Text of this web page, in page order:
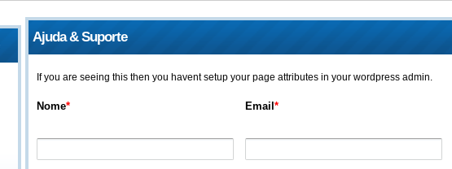
Ajuda & Suporte
If you are seeing this then you havent setup your page attributes in your wordpress admin.
Nome* Email *